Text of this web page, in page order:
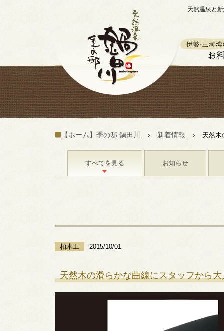
天然温泉と
【ホーム】季の邸 鍋田川 新着情報 天然木
すべてを見る お知らせ
柏木工 2015/10/01
天然木の滑らかな曲線にスタッフから大